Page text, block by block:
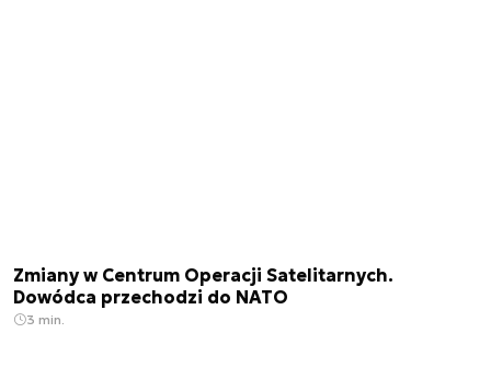
Zmiany w Centrum Operacji Satelitarnych.
Dowódca przechodzi do NATO
3 min.